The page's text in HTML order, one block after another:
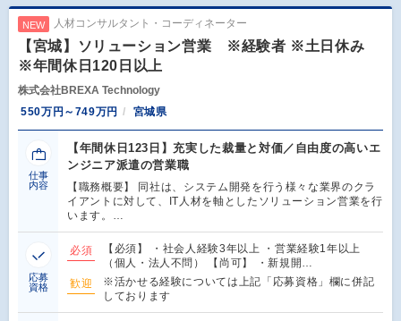
NEW 人材コンサルタント・コーディネーター
【宮城】ソリューション営業 ※経験者 ※土日休み
※年間休日120日以上
株式会社BREXA Technology
550万円～749万円
宮城県
仕事
内容
【年間休日123日】充実した裁量と対価／自由度の高いエ
ンジニア派遣の営業職
【職務概要】 同社は、システム開発を行う様々な業界のクラ
イアントに対して、IT人材を軸としたソリューション営業を行
います。…
応募
資格
必須
【必須】 ・社会人経験3年以上 ・営業経験1年以上
（個人・法人不問） 【尚可】 ・新規開…
歓迎
※活かせる経験については上記「応募資格」欄に併記
しております